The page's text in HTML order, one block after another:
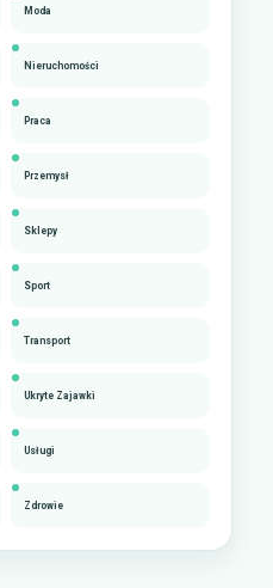
Moda
Nieruchomości
Praca
Przemysł
Sklepy
Sport
Transport
Ukryte Zajawki
Usługi
Zdrowie